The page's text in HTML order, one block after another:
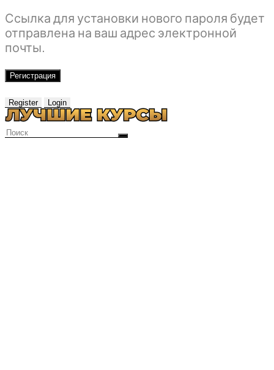
Ссылка для установки нового пароля будет
отправлена ​​на ваш адрес электронной
почты.
Регистрация
Register Login